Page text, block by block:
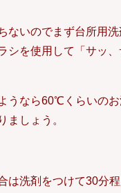
ないのでまず台所用
シを使用して「サッ、
うなら60℃くらいの
ましょう。
は洗剤をつけて30分